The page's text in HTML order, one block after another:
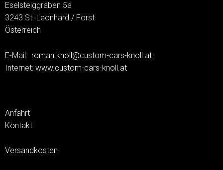
Eselsteiggraben 5a
3243 St. Leonhard / Forst
Österreich
E-Mail: roman.knoll@custom-cars-knoll.at
Internet: www.custom-cars-knoll.at
Anfahrt
Kontakt
Versandkosten